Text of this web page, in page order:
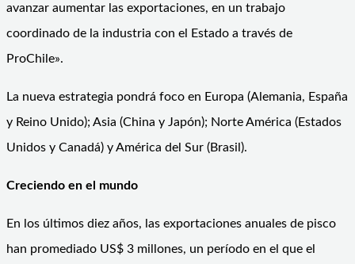
avanzar aumentar las exportaciones, en un trabajo
coordinado de la industria con el Estado a través de
ProChile».
La nueva estrategia pondrá foco en Europa (Alemania, España
y Reino Unido); Asia (China y Japón); Norte América (Estados
Unidos y Canadá) y América del Sur (Brasil).
Creciendo en el mundo
En los últimos diez años, las exportaciones anuales de pisco
han promediado US$ 3 millones, un período en el que el